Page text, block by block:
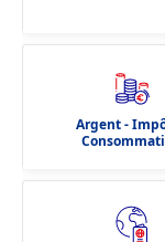
Argent -